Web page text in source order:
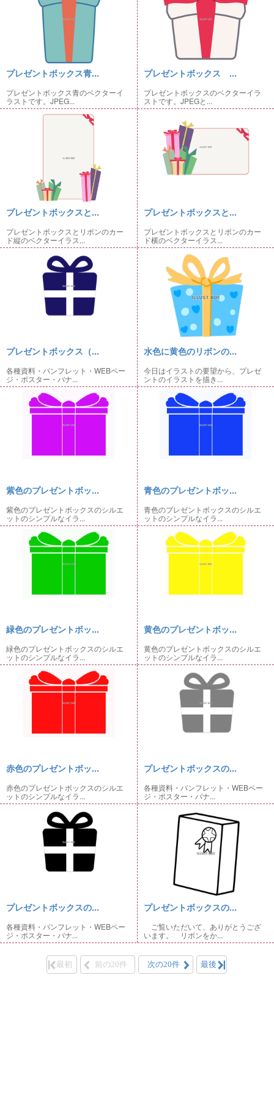
プレゼントボックス青...
プレゼントボックス青のベクターイ
ラストです。JPEG...
プレゼントボックス ...
プレゼントボックスのベクターイラ
ストです。JPEGと...
プレゼントボックスと...
プレゼントボックスとリボンのカー
ド縦のベクターイラス...
プレゼントボックスと...
プレゼントボックスとリボンのカー
ド横のベクターイラス...
プレゼントボックス（...
各種資料・パンフレット・WEBペー
ジ・ポスター・バナ...
水色に黄色のリボンの...
今日はイラストの要望から、プレゼ
ントのイラストを描き...
紫色のプレゼントボッ...
紫色のプレゼントボックスのシルエ
ットのシンプルなイラ...
青色のプレゼントボッ...
青色のプレゼントボックスのシルエ
ットのシンプルなイラ...
緑色のプレゼントボッ...
緑色のプレゼントボックスのシルエ
ットのシンプルなイラ...
黄色のプレゼントボッ...
黄色のプレゼントボックスのシルエ
ットのシンプルなイラ...
赤色のプレゼントボッ...
赤色のプレゼントボックスのシルエ
ットのシンプルなイラ...
プレゼントボックスの...
各種資料・パンフレット・WEBペー
ジ・ポスター・バナ...
プレゼントボックスの...
各種資料・パンフレット・WEBペー
ジ・ポスター・バナ...
プレゼントボックスの...
ご覧いただいて、ありがとうござ
います。 リボンをか...
最初 前の20件 次の20件 最後